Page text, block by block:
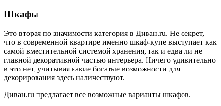
Шкафы
Это вторая по значимости категория в Диван.ru. Не секрет,
что в современной квартире именно шкаф-купе выступает как
самой вместительной системой хранения, так и едва ли не
главной декоративной частью интерьера. Ничего удивительно
в это нет, учитывая какие богатые возможности для
декорирования здесь наличествуют.
Диван.ru предлагает все возможные варианты шкафов.